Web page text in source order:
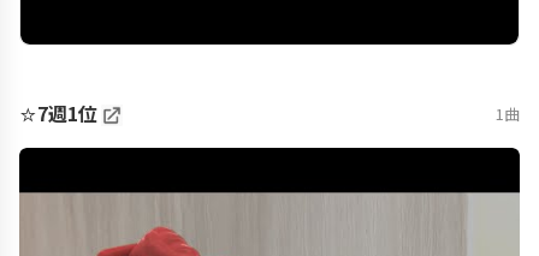
⭐7週1位 1曲